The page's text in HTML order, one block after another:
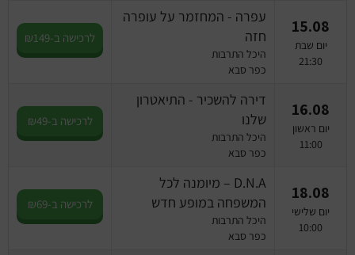
15.08
יום שבת
21:30
עפרה - המחזמר על עופרה
חזה
היכל התרבות
כפר סבא
לרכישה ב-₪149
16.08
יום ראשון
11:00
דירה להשכיר - התיאטרון
שלנו
היכל התרבות
כפר סבא
לרכישה ב-₪49
18.08
יום שלישי
10:00
D.N.A – מיומנה לכל
המשפחה במופע חדש
היכל התרבות
כפר סבא
לרכישה ב-₪69